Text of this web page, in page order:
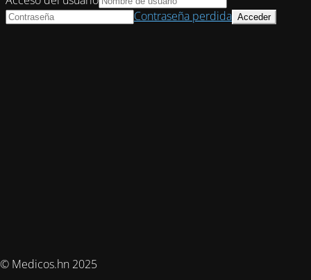
© Medicos.hn 2025
Contraseña perdida